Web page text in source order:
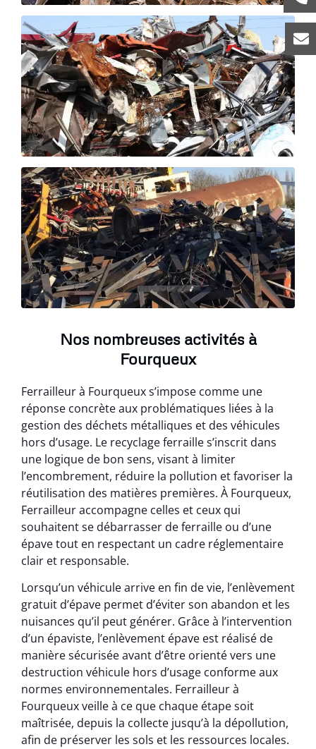
Nos nombreuses activités à
Fourqueux
Ferrailleur à Fourqueux s’impose comme une
réponse concrète aux problématiques liées à la
gestion des déchets métalliques et des véhicules
hors d’usage. Le recyclage ferraille s’inscrit dans
une logique de bon sens, visant à limiter
l’encombrement, réduire la pollution et favoriser la
réutilisation des matières premières. À Fourqueux,
Ferrailleur accompagne celles et ceux qui
souhaitent se débarrasser de ferraille ou d’une
épave tout en respectant un cadre réglementaire
clair et responsable.
Lorsqu’un véhicule arrive en fin de vie, l’enlèvement
gratuit d’épave permet d’éviter son abandon et les
nuisances qu’il peut générer. Grâce à l’intervention
d’un épaviste, l’enlèvement épave est réalisé de
manière sécurisée avant d’être orienté vers une
destruction véhicule hors d’usage conforme aux
normes environnementales. Ferrailleur à
Fourqueux veille à ce que chaque étape soit
maîtrisée, depuis la collecte jusqu’à la dépollution,
afin de préserver les sols et les ressources locales.